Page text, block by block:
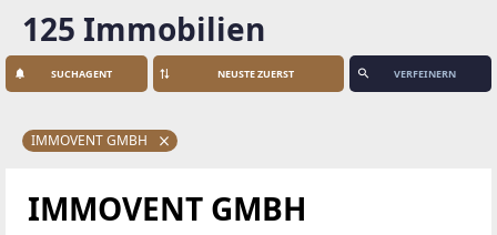
125 Immobilien
SUCHAGENT VERFEINERN
IMMOVENT GMBH
IMMOVENT GMBH